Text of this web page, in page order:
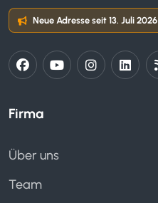
Firma
Über uns
Team
Neue Adresse seit 13. Juli 2026